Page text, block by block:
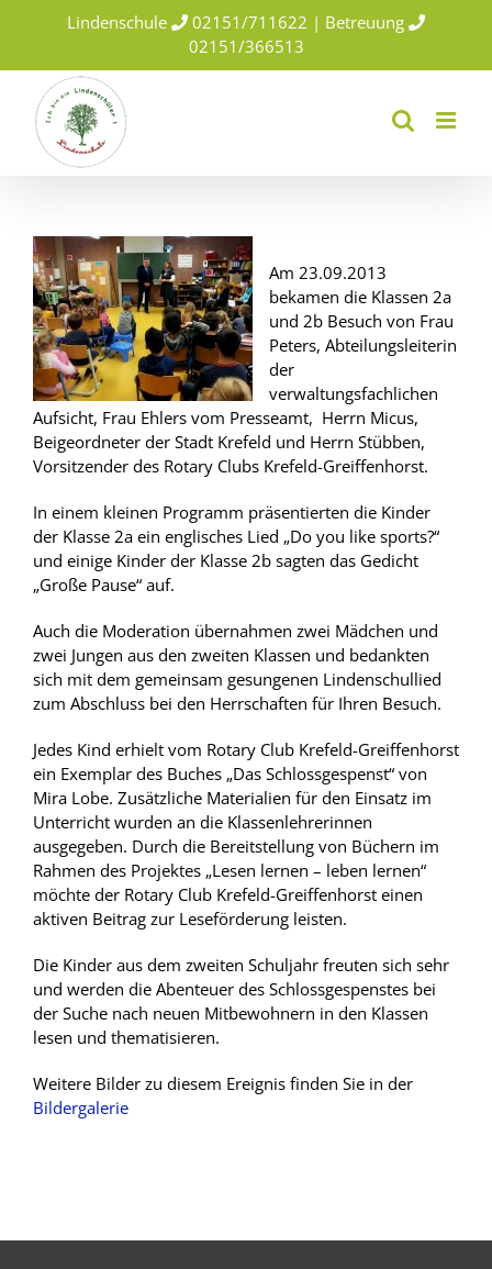
Lindenschule
02151/711622 | Betreuung
02151/366513
Am 23.09.2013
bekamen die Klassen 2a
und 2b Besuch von Frau
Peters, Abteilungsleiterin
der
verwaltungsfachlichen
Aufsicht, Frau Ehlers vom Presseamt, Herrn Micus,
Beigeordneter der Stadt Krefeld und Herrn Stübben,
Vorsitzender des Rotary Clubs Krefeld-Greiffenhorst.
In einem kleinen Programm präsentierten die Kinder
der Klasse 2a ein englisches Lied „Do you like sports?“
und einige Kinder der Klasse 2b sagten das Gedicht
„Große Pause“ auf.
Auch die Moderation übernahmen zwei Mädchen und
zwei Jungen aus den zweiten Klassen und bedankten
sich mit dem gemeinsam gesungenen Lindenschullied
zum Abschluss bei den Herrschaften für Ihren Besuch.
Jedes Kind erhielt vom Rotary Club Krefeld-Greiffenhorst
ein Exemplar des Buches „Das Schlossgespenst“ von
Mira Lobe. Zusätzliche Materialien für den Einsatz im
Unterricht wurden an die Klassenlehrerinnen
ausgegeben. Durch die Bereitstellung von Büchern im
Rahmen des Projektes „Lesen lernen – leben lernen“
möchte der Rotary Club Krefeld-Greiffenhorst einen
aktiven Beitrag zur Leseförderung leisten.
Die Kinder aus dem zweiten Schuljahr freuten sich sehr
und werden die Abenteuer des Schlossgespenstes bei
der Suche nach neuen Mitbewohnern in den Klassen
lesen und thematisieren.
Weitere Bilder zu diesem Ereignis finden Sie in der
Bildergalerie